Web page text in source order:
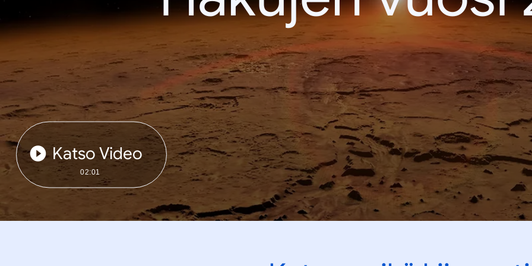
Katso Video
02:01